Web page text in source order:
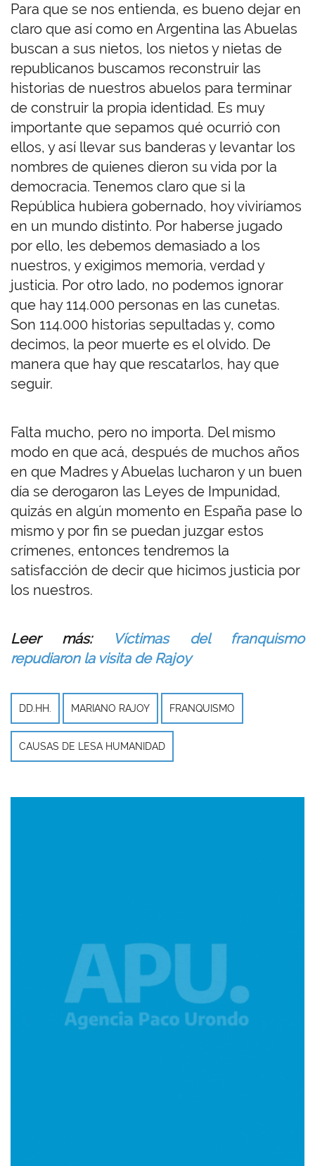
Para que se nos entienda, es bueno dejar en
claro que así como en Argentina las Abuelas
buscan a sus nietos, los nietos y nietas de
republicanos buscamos reconstruir las
historias de nuestros abuelos para terminar
de construir la propia identidad. Es muy
importante que sepamos qué ocurrió con
ellos, y así llevar sus banderas y levantar los
nombres de quienes dieron su vida por la
democracia. Tenemos claro que si la
República hubiera gobernado, hoy viviríamos
en un mundo distinto. Por haberse jugado
por ello, les debemos demasiado a los
nuestros, y exigimos memoria, verdad y
justicia. Por otro lado, no podemos ignorar
que hay 114.000 personas en las cunetas.
Son 114.000 historias sepultadas y, como
decimos, la peor muerte es el olvido. De
manera que hay que rescatarlos, hay que
seguir.
Falta mucho, pero no importa. Del mismo
modo en que acá, después de muchos años
en que Madres y Abuelas lucharon y un buen
día se derogaron las Leyes de Impunidad,
quizás en algún momento en España pase lo
mismo y por fin se puedan juzgar estos
crímenes, entonces tendremos la
satisfacción de decir que hicimos justicia por
los nuestros.
Leer más:
Víctimas del franquismo
repudiaron la visita de Rajoy
DD.HH. MARIANO RAJOY FRANQUISMO
CAUSAS DE LESA HUMANIDAD